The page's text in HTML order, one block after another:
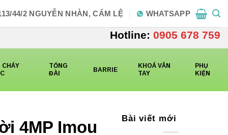
44/2 NGUYỄN NHÀN, CẨM LỆ WHATSAPP
Hotline: 0905 678 759
CHÁY
TỔNG
ĐÀI
BARRIE
KHOÁ VÂN
TAY
PHỤ
KIỆN
4MP Imou
Bài viết mới